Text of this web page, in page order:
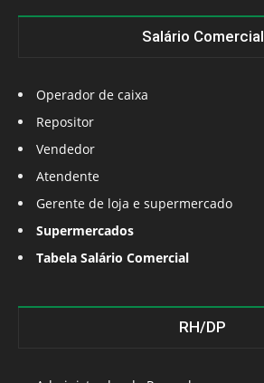
Salário Comercial
Operador de caixa
Repositor
Vendedor
Atendente
Gerente de loja e supermercado
Supermercados
Tabela Salário Comercial
RH/DP